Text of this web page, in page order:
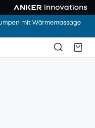
mit Wärmemassage